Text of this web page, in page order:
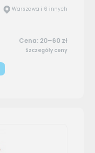
Warszawa i 6 innych
Cena: 20–60 zł
Szczegóły ceny